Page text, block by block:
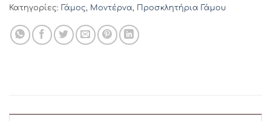
Κατηγορίες: Γάμος, Μοντέρνα, Προσκλητήρια Γάμου